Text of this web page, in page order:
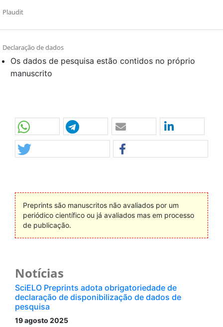
Plaudit
Declaração de dados
Os dados de pesquisa estão contidos no próprio
manuscrito
Preprints são manuscritos não avaliados por um
periódico científico ou já avaliados mas em processo
de publicação.
Notícias
SciELO Preprints adota obrigatoriedade de
declaração de disponibilização de dados de
pesquisa
19 agosto 2025